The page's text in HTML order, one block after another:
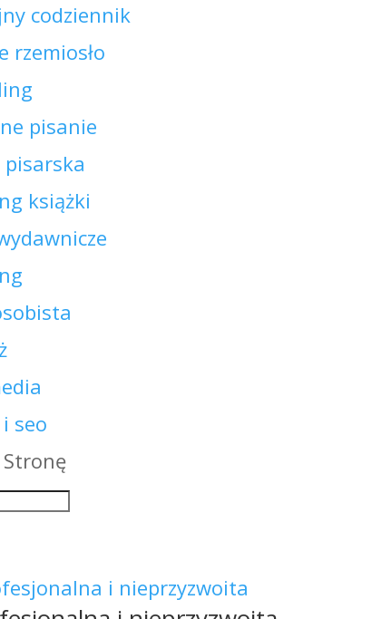
codziennik
rzemiosło
pisanie
książki
seo